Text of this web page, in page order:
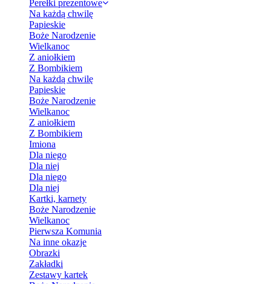
Perełki prezentowe
Na każdą chwilę
Papieskie
Boże Narodzenie
Wielkanoc
Z aniołkiem
Z Bombikiem
Na każdą chwilę
Papieskie
Boże Narodzenie
Wielkanoc
Z aniołkiem
Z Bombikiem
Imiona
Dla niego
Dla niej
Dla niego
Dla niej
Kartki, karnety
Boże Narodzenie
Wielkanoc
Pierwsza Komunia
Na inne okazje
Obrazki
Zakładki
Zestawy kartek